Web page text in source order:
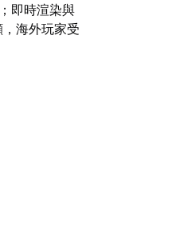
即時渲染與
海外玩家受